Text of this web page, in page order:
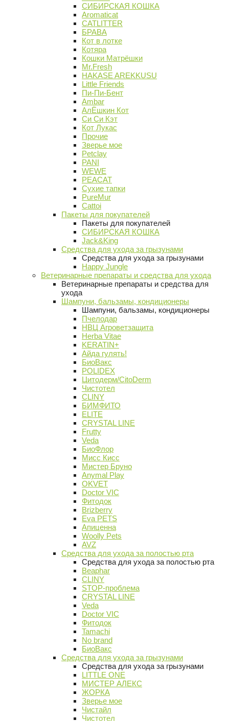
СИБИРСКАЯ КОШКА
Aromaticat
CATLITTER
БРАВА
Кот в лотке
Котяра
Кошки Матрёшки
Mr.Fresh
HAKASE AREKKUSU
Little Friends
Пи-Пи-Бент
Ambar
АлЁшкин Кот
Си Си Кэт
Кот Лукас
Прочие
Зверье мое
Petclay
PANI
WEWE
PEACAT
Сухие тапки
PureMur
Cattoi
Пакеты для покупателей
Пакеты для покупателей
СИБИРСКАЯ КОШКА
Jack&King
Средства для ухода за грызунами
Средства для ухода за грызунами
Happy Jungle
Ветеринарные препараты и средства для ухода
Ветеринарные препараты и средства для
ухода
Шампуни, бальзамы, кондиционеры
Шампуни, бальзамы, кондиционеры
Пчелодар
НВЦ Агроветзащита
Herba Vitae
KERATIN+
Айда гулять!
БиоВакс
POLIDEX
Цитодерм/CitoDerm
Чистотел
CLINY
БИМФИТО
ELITE
CRYSTAL LINE
Frutty
Veda
БиоФлор
Мисс Кисс
Мистер Бруно
Anymal Play
OKVET
Doctor VIC
Фитодок
Brizberry
Eva PETS
Апиценна
Woolly Pets
AVZ
Средства для ухода за полостью рта
Средства для ухода за полостью рта
Beaphar
CLINY
STOP-проблема
CRYSTAL LINE
Veda
Doctor VIC
Фитодок
Tamachi
No brand
БиоВакс
Средства для ухода за грызунами
Средства для ухода за грызунами
LITTLE ONE
МИСТЕР АЛЕКС
ЖОРКА
Зверье мое
Чистайл
Чистотел